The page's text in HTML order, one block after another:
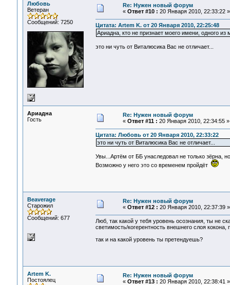
Любовь
Ветеран
Сообщений: 7250
Re: Нужен новый форум
« Ответ #10 : 20 Января 2010, 22:33:22 »
Цитата: Artem K. от 20 Января 2010, 22:25:48
Ариадна, кто не признает моего имени, одного
это ни чуть от Виталюсика Вас не отличает...
Ариадна
Гость
Re: Нужен новый форум
« Ответ #11 : 20 Января 2010, 22:34:55 »
Цитата: Любовь от 20 Января 2010, 22:33:22
это ни чуть от Виталюсика Вас не отличает...
Увы...Артём от ББ унаследовал не только зёрна,
Возможно у него это со временем пройдёт
Beaverage
Старожил
Сообщений: 677
Re: Нужен новый форум
« Ответ #12 : 20 Января 2010, 22:37:39 »
Люб, так какой у тебя уровень осознания, ты не
светимость/когерентность внешнего слоя
так и на какой уровень ты претендуешь?
Artem K.
Постоялец
Re: Нужен новый форум
« Ответ #13 : 20 Января 2010, 22:38:41 »